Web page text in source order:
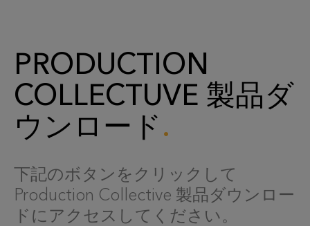
PRODUCTION
COLLECTUVE 製品ダ
ウンロード
下記のボタンをクリックして
Production Collective 製品ダウンロー
ドにアクセスしてください。